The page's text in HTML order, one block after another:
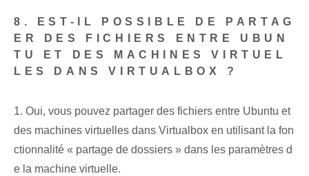
8. EST-IL POSSIBLE DE PARTAG
ER DES FICHIERS ENTRE UBUN
TU ET DES MACHINES VIRTUEL
LES DANS VIRTUALBOX ?
1. Oui, vous pouvez partager des fichiers entre Ubuntu et
des machines virtuelles dans Virtualbox en utilisant la fon
ctionnalité « partage de dossiers » dans les paramètres d
e la machine virtuelle.